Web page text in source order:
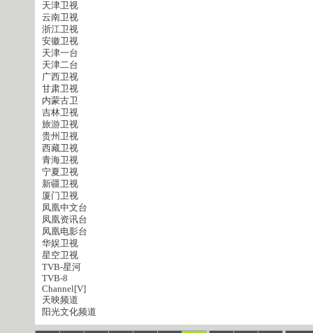
天津卫视
云南卫视
浙江卫视
安徽卫视
天津一台
天津二台
广西卫视
甘肃卫视
内蒙古卫
吉林卫视
旅游卫视
贵州卫视
西藏卫视
青海卫视
宁夏卫视
新疆卫视
厦门卫视
凤凰中文台
凤凰资讯台
凤凰电影台
华娱卫视
星空卫视
TVB-星河
TVB-8
Channel[V]
天映频道
阳光文化频道